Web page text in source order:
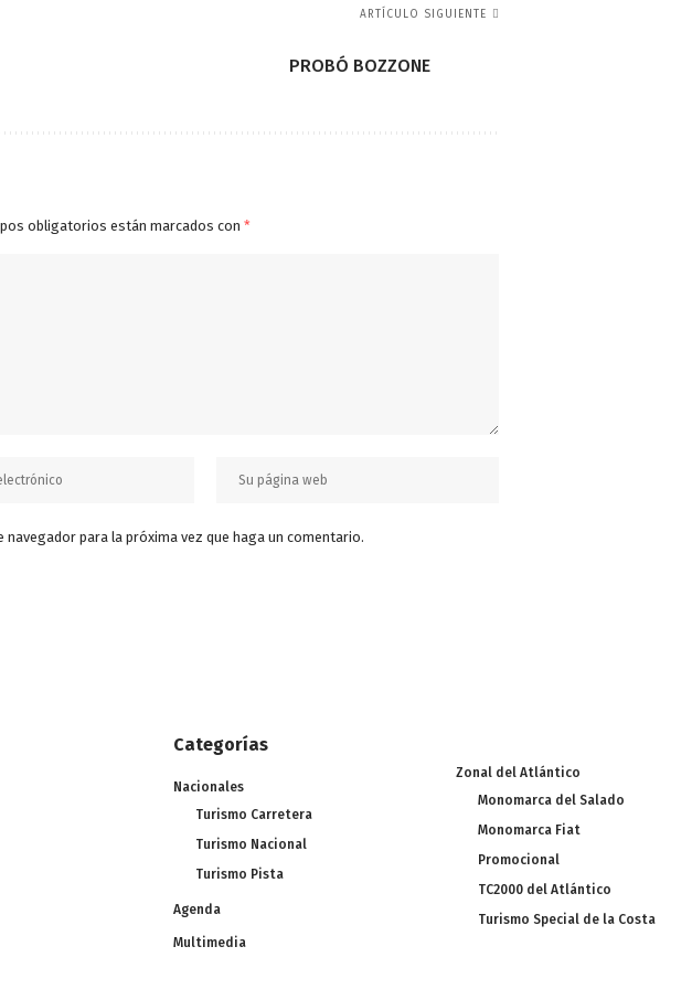
ARTÍCULO SIGUIENTE
PROBÓ BOZZONE
obligatorios están marcados con *
para la próxima vez que haga un comentario.
Categorías
Nacionales
Turismo Carretera
Turismo Nacional
Turismo Pista
Agenda
Multimedia
Zonal del Atlántico
Monomarca del Salado
Monomarca Fiat
Promocional
TC2000 del Atlántico
Turismo Special de la Costa